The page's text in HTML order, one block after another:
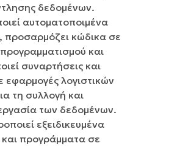
δεδομένων.
αυτοματοποιμένα
προσαρμόζει κώδικα σε
και
συναρτήσεις και
εφαρμογές λογιστικών
τη συλλογή και
των δεδομένων.
εξειδικευμένα
και προγράμματα σε